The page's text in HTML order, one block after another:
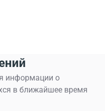
информации о
в ближайшее время